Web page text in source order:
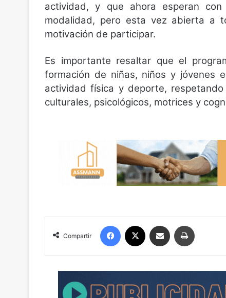
actividad, y que ahora esperan
modalidad, pero esta vez abierta a
motivación de participar.
Es importante resaltar que el
formación de niñas, niños y jóvenes
actividad física y deporte,
culturales, psicológicos, motrices y
Compartir